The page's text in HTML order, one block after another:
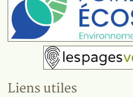
Liens utiles